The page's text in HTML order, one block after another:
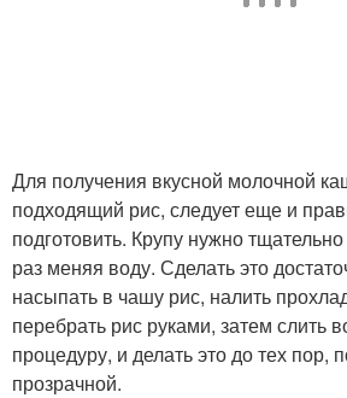
Для получения вкусной молочной
подходящий рис, следует еще и
подготовить. Крупу нужно
раз меняя воду. Сделать это
насыпать в чашу рис, налить
перебрать рис руками, затем слить
процедуру, и делать это до тех пор,
прозрачной.